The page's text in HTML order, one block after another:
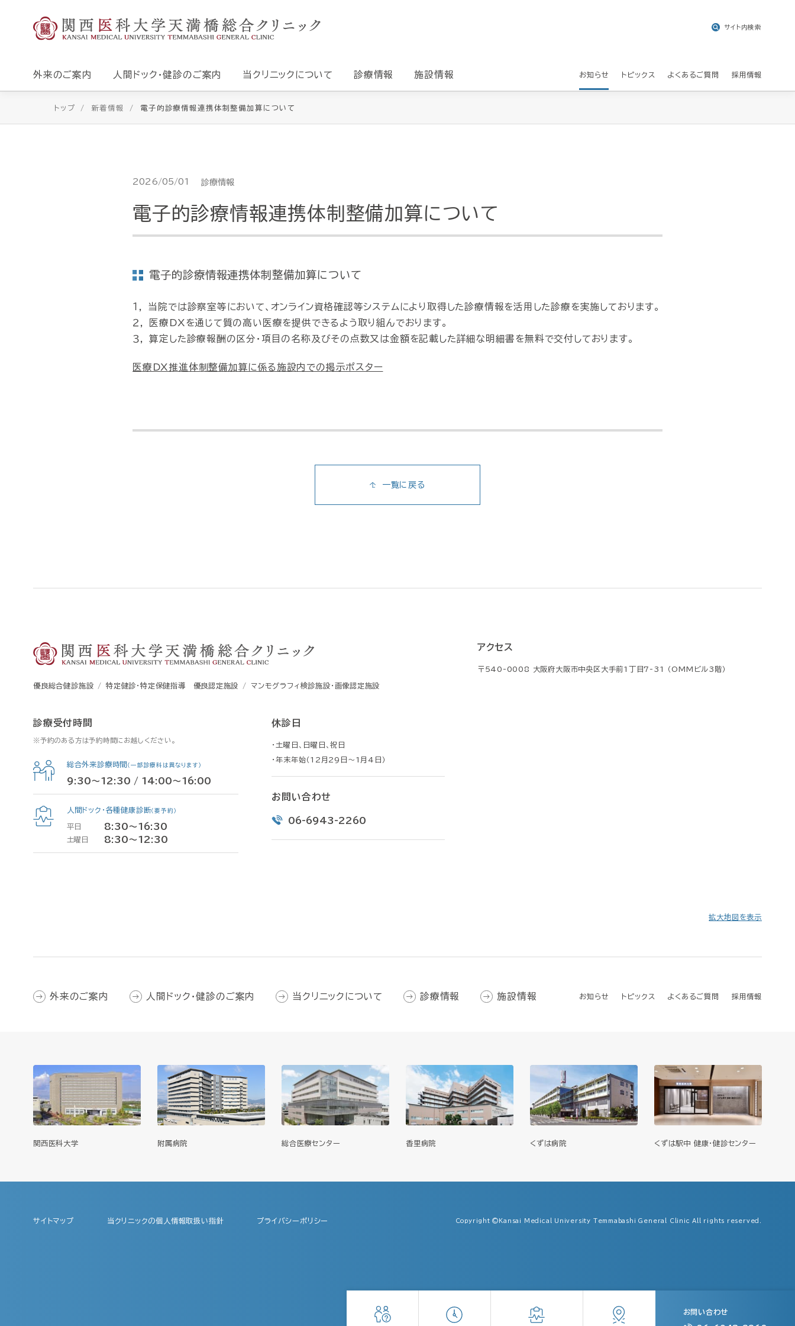
外来のご案内 人間ドック・健診のご案内 当クリニックについて 診療情報 施設情報 お知らせ トピックス よくあるご質問 採用情報
サイト内検索
お問い合わせ
トップ 新着情報 電子的診療情報連携体制整備加算について
2026/05/01 診療情報
電子的診療情報連携体制整備加算について
電子的診療情報連携体制整備加算について
１， 当院では診察室等において、オンライン資格確認等システムにより取得した診療情報を活用した診療を実施しております。
２， 医療DXを通じて質の高い医療を提供できるよう取り組んでおります。
３， 算定した診療報酬の区分・項目の名称及びその点数又は金額を記載した詳細な明細書を無料で交付しております。
医療DX推進体制整備加算に係る施設内での掲示ポスター
一覧に戻る
優良総合健診施設 特定健診・特定保健指導 優良認定施設 マンモグラフィ検診施設・画像認定施設
診療受付時間
※予約のある方は予約時間にお越しください。
総合外来診療時間 （一部診療科は異なります）
9:30～12:30 / 14:00～16:00
人間ドック・各種健康診断（要予約）
平日 8:30〜16:30
土曜日 8:30〜12:30
休診日
・土曜日、日曜日、祝日
・年末年始（12月29日～1月4日）
お問い合わせ
06-6943-2260
アクセス
〒540-0008 大阪府大阪市中央区大手前1丁目7-31 （OMMビル3階）
拡大地図を表示
外来のご案内 人間ドック・健診のご案内 当クリニックについて 診療情報 施設情報 お知らせ トピックス よくあるご質問 採用情報
関西医科大学 附属病院 総合医療センター 香里病院 くずは病院 くずは駅中 健康・健診センター
サイトマップ 当クリニックの個人情報取扱い指針 プライバシーポリシー Copyright ©Kansai Medical University Temmabashi General Clinic All rights reserved.